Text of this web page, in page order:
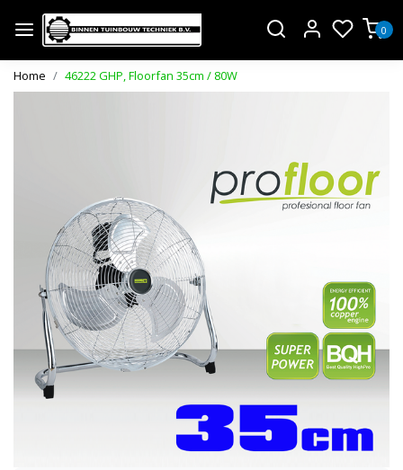
0
Home 46222 GHP, Floorfan 35cm / 80W